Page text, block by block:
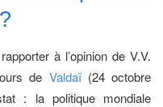
à l’opinion de V.V.
de Valdaï(24 octobre
: la politique mondiale